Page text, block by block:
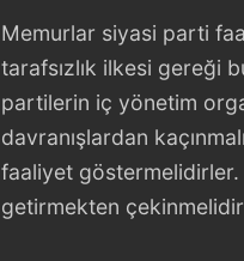
Memurlar siyasi parti
tarafsızlık ilkesi gereği
partilerin iç yönetim
davranışlardan
faaliyet göstermelidirler.
getirmekten